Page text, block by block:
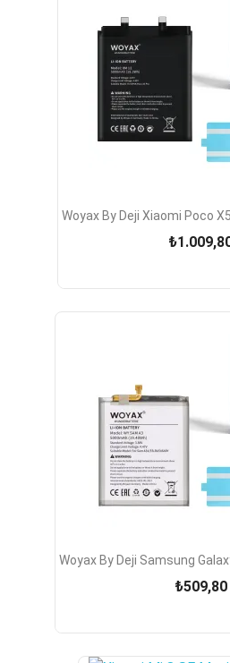
Woyax By Deji Xiaomi Poco
Woyax By Deji Samsung
₺509,80